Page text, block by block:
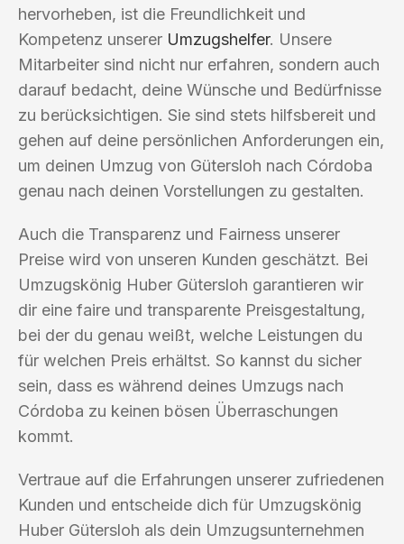
hervorheben, ist die Freundlichkeit und
Kompetenz unserer Umzugshelfer. Unsere
Mitarbeiter sind nicht nur erfahren, sondern auch
darauf bedacht, deine Wünsche und Bedürfnisse
zu berücksichtigen. Sie sind stets hilfsbereit und
gehen auf deine persönlichen Anforderungen ein,
um deinen Umzug von Gütersloh nach Córdoba
genau nach deinen Vorstellungen zu gestalten.
Auch die Transparenz und Fairness unserer
Preise wird von unseren Kunden geschätzt. Bei
Umzugskönig Huber Gütersloh garantieren wir
dir eine faire und transparente Preisgestaltung,
bei der du genau weißt, welche Leistungen du
für welchen Preis erhältst. So kannst du sicher
sein, dass es während deines Umzugs nach
Córdoba zu keinen bösen Überraschungen
kommt.
Vertraue auf die Erfahrungen unserer zufriedenen
Kunden und entscheide dich für Umzugskönig
Huber Gütersloh als dein Umzugsunternehmen